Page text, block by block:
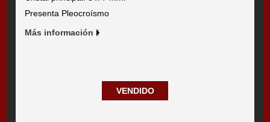
Presenta Pleocroísmo
Más información
VENDIDO